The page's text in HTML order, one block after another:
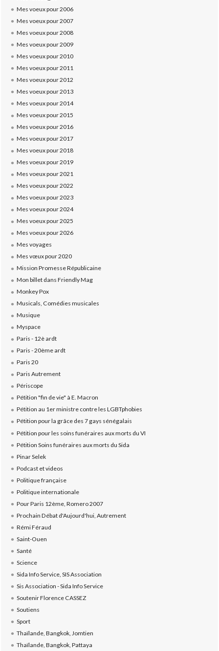
Mes voeux pour 2006
Mes voeux pour 2007
Mes voeux pour 2008
Mes voeux pour 2009
Mes voeux pour 2010
Mes voeux pour 2011
Mes voeux pour 2012
Mes voeux pour 2013
Mes voeux pour 2014
Mes voeux pour 2015
Mes voeux pour 2016
Mes voeux pour 2017
Mes voeux pour 2018
Mes voeux pour 2019
Mes voeux pour 2021
Mes voeux pour 2022
Mes voeux pour 2023
Mes voeux pour 2024
Mes voeux pour 2025
Mes voeux pour 2026
Mes voyages
Mes vœux pour 2020
Mission Promesse Républicaine
Mon billet dans Friendly Mag
Monkey Pox
Musicals, Comédies musicales
Musique
Myspace
Paris - 12è ardt
Paris - 20ème ardt
Paris 20
Paris Autrement
Périscope
Pétition "fin de vie" à E. Macron
Pétition au 1er ministre contre les LGBTphobies
Pétition pour la grâce des 7 gays sénégalais
Pétition pour les soins funéraires aux morts du VI
Pétition Soins funéraires aux morts du Sida
Pinar Selek
Podcast et videos
Politique française
Politique internationale
Pour Paris 12ème, Romero 2007
Prochain Débat d'Aujourd'hui, Autrement
Rémi Féraud
Saint-Ouen
Santé
Science
Sida Info Service, SIS Association
Sis Association - Sida Info Service
Soutenir Florence CASSEZ
Soutiens
Sport
Thaïlande, Bangkok, Jomtien
Thaïlande, Bangkok, Pattaya